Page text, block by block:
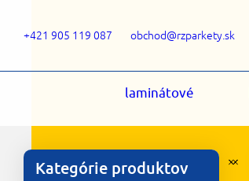
+421 905 119 087 obchod@rzparkety.sk
laminátové
Kategórie produktov